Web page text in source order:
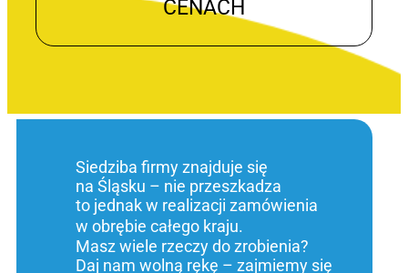
CENACH
Siedziba firmy znajduje się
na Śląsku – nie przeszkadza
to jednak w realizacji zamówienia
w obrębie całego kraju.
Masz wiele rzeczy do zrobienia?
Daj nam wolną rękę – zajmiemy się